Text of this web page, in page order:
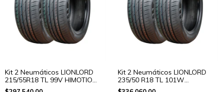
Kit 2 Neumáticos LIONLORD
215/55R18 TL 99V HIMOTION
U01
Kit 2 Neumáticos LIONLORD
235/50 R18 TL 101W
HIMOTION U01